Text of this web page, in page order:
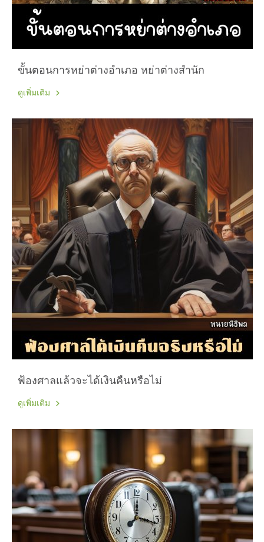
ขั้นตอนการหย่าต่างอำเภอ หย่าต่างสำนัก
ดูเพิ่มเติม
ฟ้องศาลแล้วจะได้เงินคืนหรือไม่
ดูเพิ่มเติม